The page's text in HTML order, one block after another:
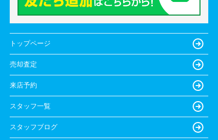
トップページ
売却査定
来店予約
スタッフ一覧
スタッフブログ